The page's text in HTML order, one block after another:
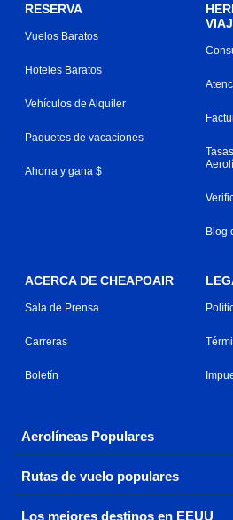
RESERVA
Vuelos Baratos
Hoteles Baratos
Vehículos de Alquiler
Paquetes de vacaciones
Ahorra y gana $
Blog
ACERCA DE CHEAPOAIR
Sala de Prensa
Carreras
Boletín
Aerolíneas Populares
Explora nuestras opciones de
aerolínea, con más de 500
Rutas de vuelo populares
Los mejores destinos en EEUU